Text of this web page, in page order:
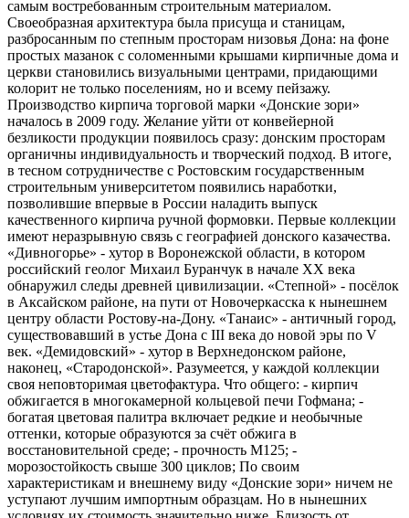
самым востребованным строительным материалом.
Своеобразная архитектура была присуща и станицам,
разбросанным по степным просторам низовья Дона: на фоне
простых мазанок с соломенными крышами кирпичные дома и
церкви становились визуальными центрами, придающими
колорит не только поселениям, но и всему пейзажу.
Производство кирпича торговой марки «Донские зори»
началось в 2009 году. Желание уйти от конвейерной
безликости продукции появилось сразу: донским просторам
органичны индивидуальность и творческий подход. В итоге,
в тесном сотрудничестве с Ростовским государственным
строительным университетом появились наработки,
позволившие впервые в России наладить выпуск
качественного кирпича ручной формовки. Первые коллекции
имеют неразрывную связь с географией донского казачества.
«Дивногорье» - хутор в Воронежской области, в котором
российский геолог Михаил Буранчук в начале ХХ века
обнаружил следы древней цивилизации. «Степной» - посёлок
в Аксайском районе, на пути от Новочеркасска к нынешнем
центру области Ростову-на-Дону. «Танаис» - античный город,
существовавший в устье Дона с III века до новой эры по V
век. «Демидовский» - хутор в Верхнедонском районе,
наконец, «Стародонской». Разумеется, у каждой коллекции
своя неповторимая цветофактура. Что общего: - кирпич
обжигается в многокамерной кольцевой печи Гофмана; -
богатая цветовая палитра включает редкие и необычные
оттенки, которые образуются за счёт обжига в
восстановительной среде; - прочность М125; -
морозостойкость свыше 300 циклов; По своим
характеристикам и внешнему виду «Донские зори» ничем не
уступают лучшим импортным образцам. Но в нынешних